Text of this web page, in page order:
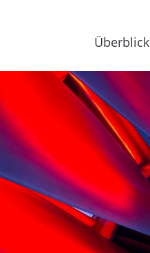
Überblick